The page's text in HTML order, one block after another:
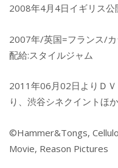
2008年4月4日イギリス公
2007年/英国=フランス/
配給:スタイルジャム
2011年06月02日よりＤ
り、渋谷シネクイントほ
©Hammer&Tongs,
Movie, Reason Pictures